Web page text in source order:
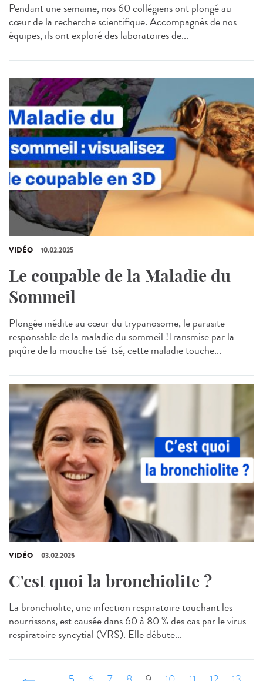
Pendant une semaine, nos 60 collégiens ont plongé au
cœur de la recherche scientifique. Accompagnés de nos
équipes, ils ont exploré des laboratoires de...
VIDÉO 10.02.2025
Le coupable de la Maladie du
Sommeil
Plongée inédite au cœur du trypanosome, le parasite
responsable de la maladie du sommeil !Transmise par la
piqûre de la mouche tsé-tsé, cette maladie touche...
VIDÉO 03.02.2025
C'est quoi la bronchiolite ?
La bronchiolite, une infection respiratoire touchant les
nourrissons, est causée dans 60 à 80 % des cas par le virus
respiratoire syncytial (VRS). Elle débute...